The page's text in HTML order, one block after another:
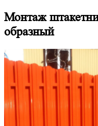
Монтаж
образный